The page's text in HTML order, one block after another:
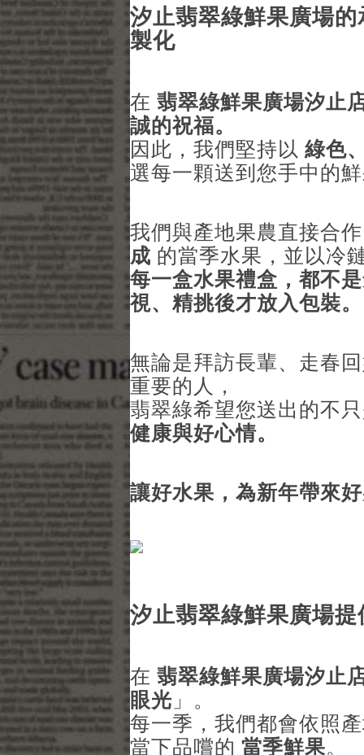
汐止翡翠綠鮮果廣場
製化
在 翡翠綠鮮果廣場汐止
誠的祝福。
因此，我們堅持以 綠色
選每一顆送到您手中的
我們與產地果農直接合
成 的當季水果，並以冷
每一盒水果禮盒，都不
視、精挑後才放入包裝。
無論是拜訪長輩、走春
重要的人，
翡翠綠希望您送出的不
健康與好心情。
讓好水果，為新年帶來
汐止翡翠綠鮮果廣場
在 翡翠綠鮮果廣場汐止
眼光 」。
每一季，我們都會依照
當下品嚐的 當季鮮果。